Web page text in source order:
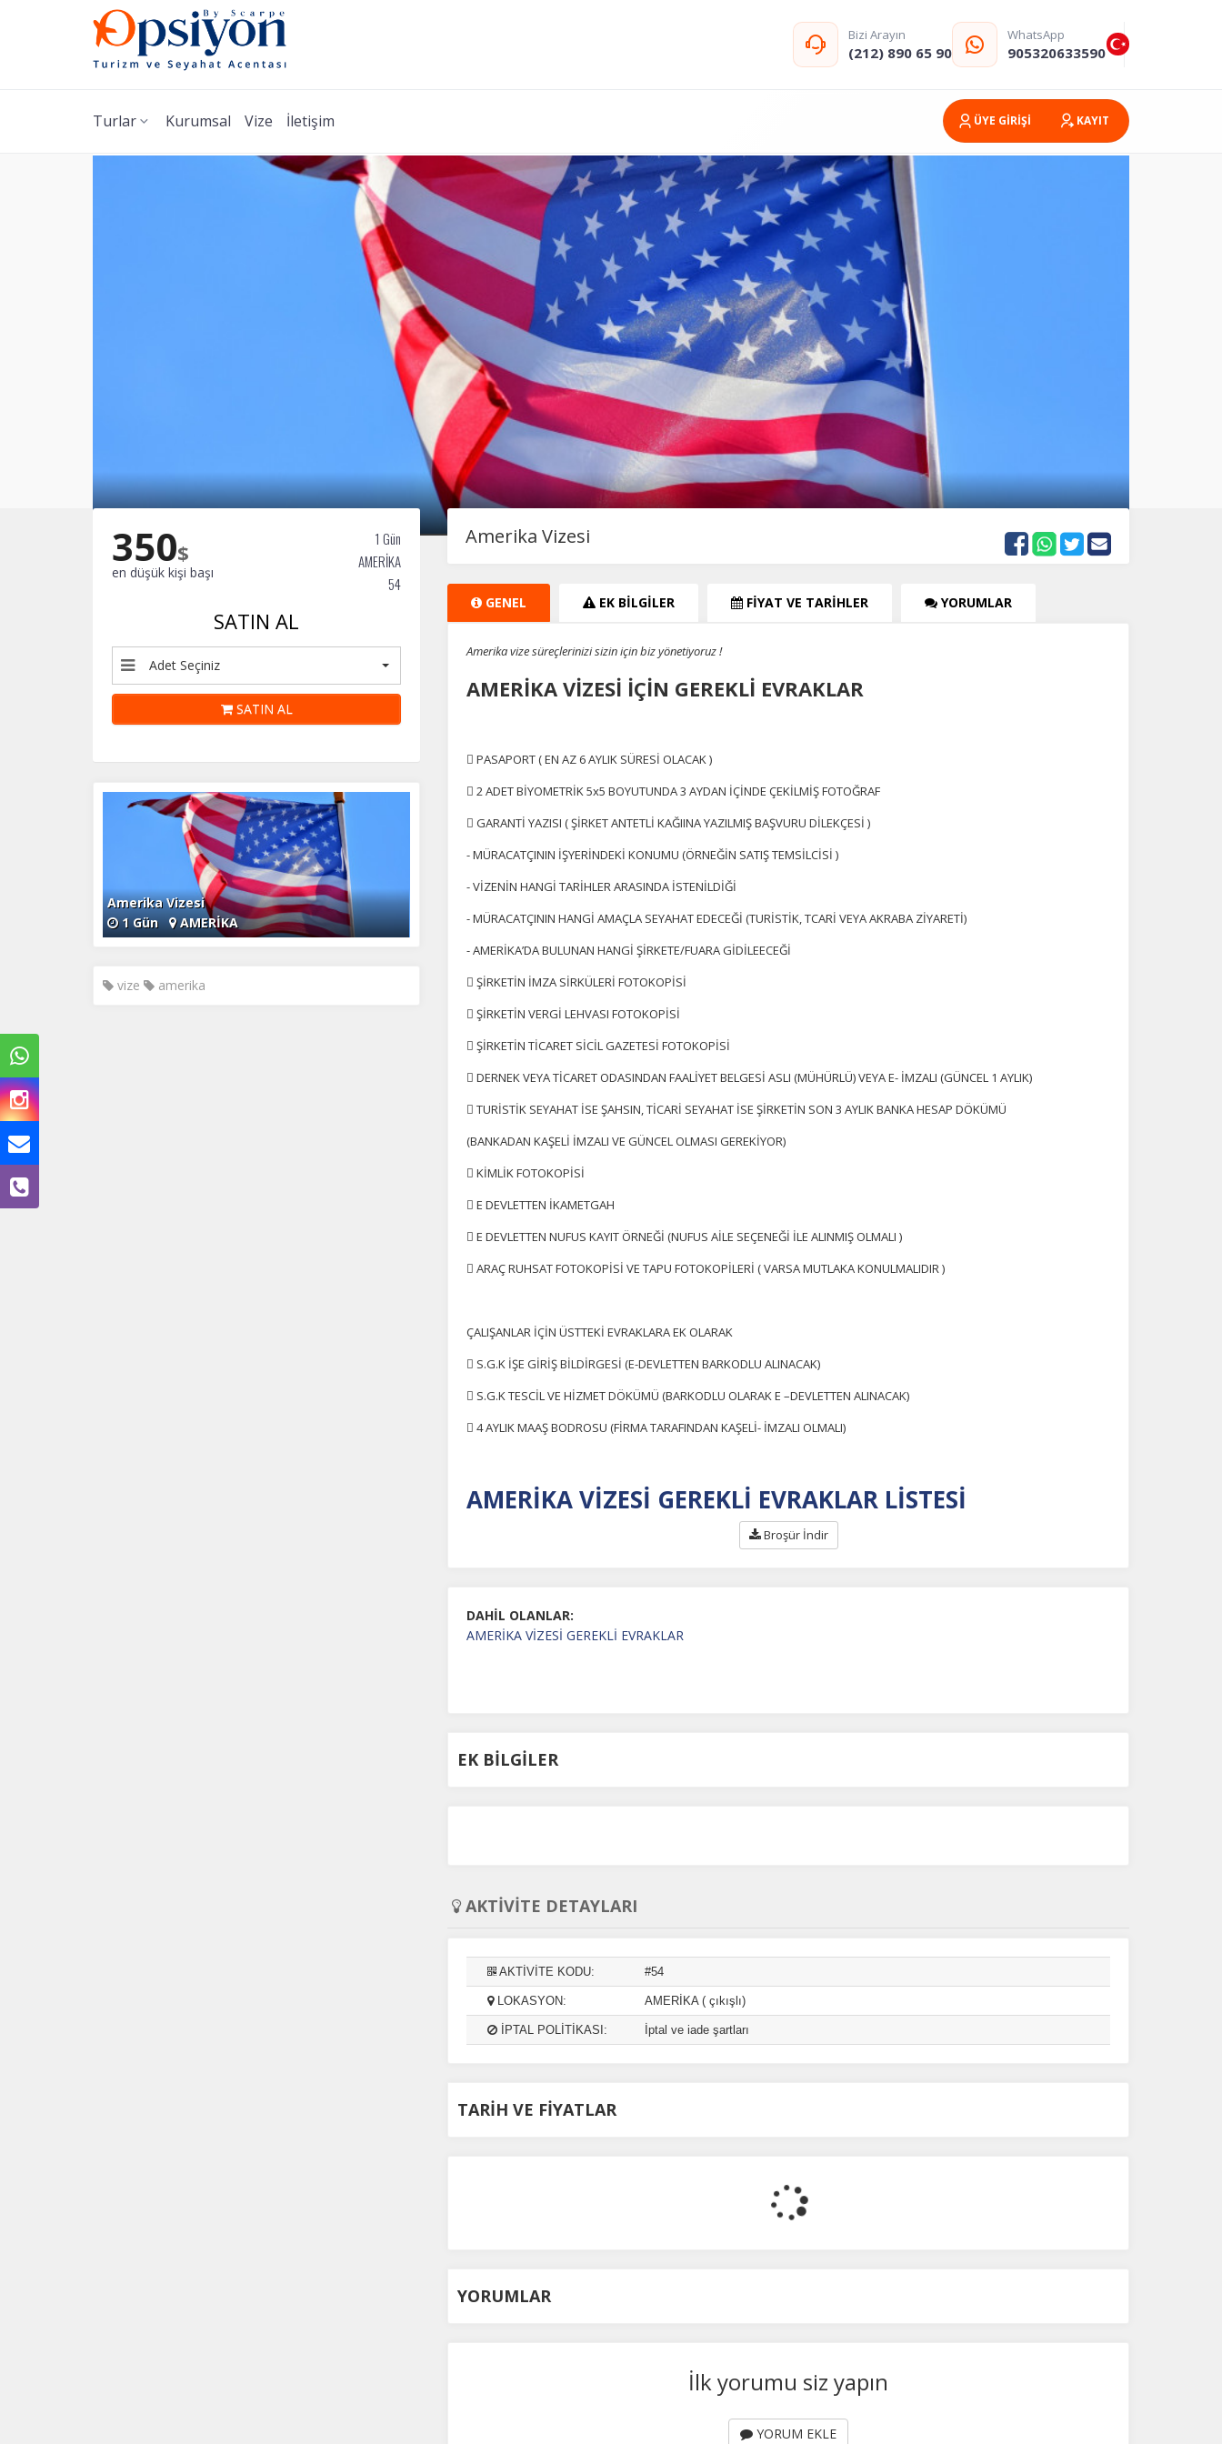
Bizi Arayın
(212) 890 65 90
WhatsApp
905320633590
Turlar Kurumsal Vize İletişim ÜYE GİRİŞİ KAYIT
Çerez tercihlerinizibelirleyin.
depolayabilir, bunları yurt içi ve yurt dışındaki hizmet sağlayıcılarla paylaşabiliriz. Buna
Zorunlu Çerezler
çerezler olmadan site düzgün çalışmaz ve devre dışı bırakılamaz.
İstatistik Çerezleri
sayfaların popüler olduğunu ve kullanıcıların nerede zorluk yaşadığını
Pazarlama Çerezleri
Size ve ilgi alanlarınıza uygun reklamlar göstermek için kullanılır.
Tümünü Reddet Tümünü Kabul Et
350$
en düşük kişi başı
1 Gün
AMERİKA
54
SATIN AL
Adet Seçiniz
SATIN AL
Amerika Vizesi
1 Gün AMERİKA
vize amerika
Amerika Vizesi
GENEL EK BİLGİLER FİYAT VE TARİHLER YORUMLAR
Amerika vize süreçlerinizi sizin için biz yönetiyoruz !
AMERİKA VİZESİ İÇİN GEREKLİ EVRAKLAR
 PASAPORT ( EN AZ 6 AYLIK SÜRESİ OLACAK )
 2 ADET BİYOMETRİK 5x5 BOYUTUNDA 3 AYDAN İÇİNDE ÇEKİLMİŞ FOTOĞRAF
 GARANTİ YAZISI ( ŞİRKET ANTETLİ KAĞIINA YAZILMIŞ BAŞVURU DİLEKÇESİ )
- MÜRACATÇININ İŞYERİNDEKİ KONUMU (ÖRNEĞİN SATIŞ TEMSİLCİSİ )
- VİZENİN HANGİ TARİHLER ARASINDA İSTENİLDİĞİ
- MÜRACATÇININ HANGİ AMAÇLA SEYAHAT EDECEĞİ (TURİSTİK, TCARİ VEYA AKRABA ZİYARETİ)
- AMERİKA’DA BULUNAN HANGİ ŞİRKETE/FUARA GİDİLEECEĞİ
 ŞİRKETİN İMZA SİRKÜLERİ FOTOKOPİSİ
 ŞİRKETİN VERGİ LEHVASI FOTOKOPİSİ
 ŞİRKETİN TİCARET SİCİL GAZETESİ FOTOKOPİSİ
 DERNEK VEYA TİCARET ODASINDAN FAALİYET BELGESİ ASLI (MÜHÜRLÜ) VEYA E- İMZALI (GÜNCEL 1 AYLIK)
 TURİSTİK SEYAHAT İSE ŞAHSIN, TİCARİ SEYAHAT İSE ŞİRKETİN SON 3 AYLIK BANKA HESAP DÖKÜMÜ
(BANKADAN KAŞELİ İMZALI VE GÜNCEL OLMASI GEREKİYOR)
 KİMLİK FOTOKOPİSİ
 E DEVLETTEN İKAMETGAH
 E DEVLETTEN NUFUS KAYIT ÖRNEĞİ (NUFUS AİLE SEÇENEĞİ İLE ALINMIŞ OLMALI )
 ARAÇ RUHSAT FOTOKOPİSİ VE TAPU FOTOKOPİLERİ ( VARSA MUTLAKA KONULMALIDIR )
ÇALIŞANLAR İÇİN ÜSTTEKİ EVRAKLARA EK OLARAK
 S.G.K İŞE GİRİŞ BİLDİRGESİ (E-DEVLETTEN BARKODLU ALINACAK)
 S.G.K TESCİL VE HİZMET DÖKÜMÜ (BARKODLU OLARAK E –DEVLETTEN ALINACAK)
 4 AYLIK MAAŞ BODROSU (FİRMA TARAFINDAN KAŞELİ- İMZALI OLMALI)
AMERİKA VİZESİ GEREKLİ EVRAKLAR LİSTESİ
Broşür İndir
DAHİL OLANLAR:
AMERİKA VİZESİ GEREKLİ EVRAKLAR
EK BİLGİLER
AKTİVİTE DETAYLARI
AKTİVİTE KODU: #54
LOKASYON: AMERİKA ( çıkışlı)
İPTAL POLİTİKASI: İptal ve iade şartları
TARİH VE FİYATLAR
YORUMLAR
İlk yorumu siz yapın
YORUM EKLE